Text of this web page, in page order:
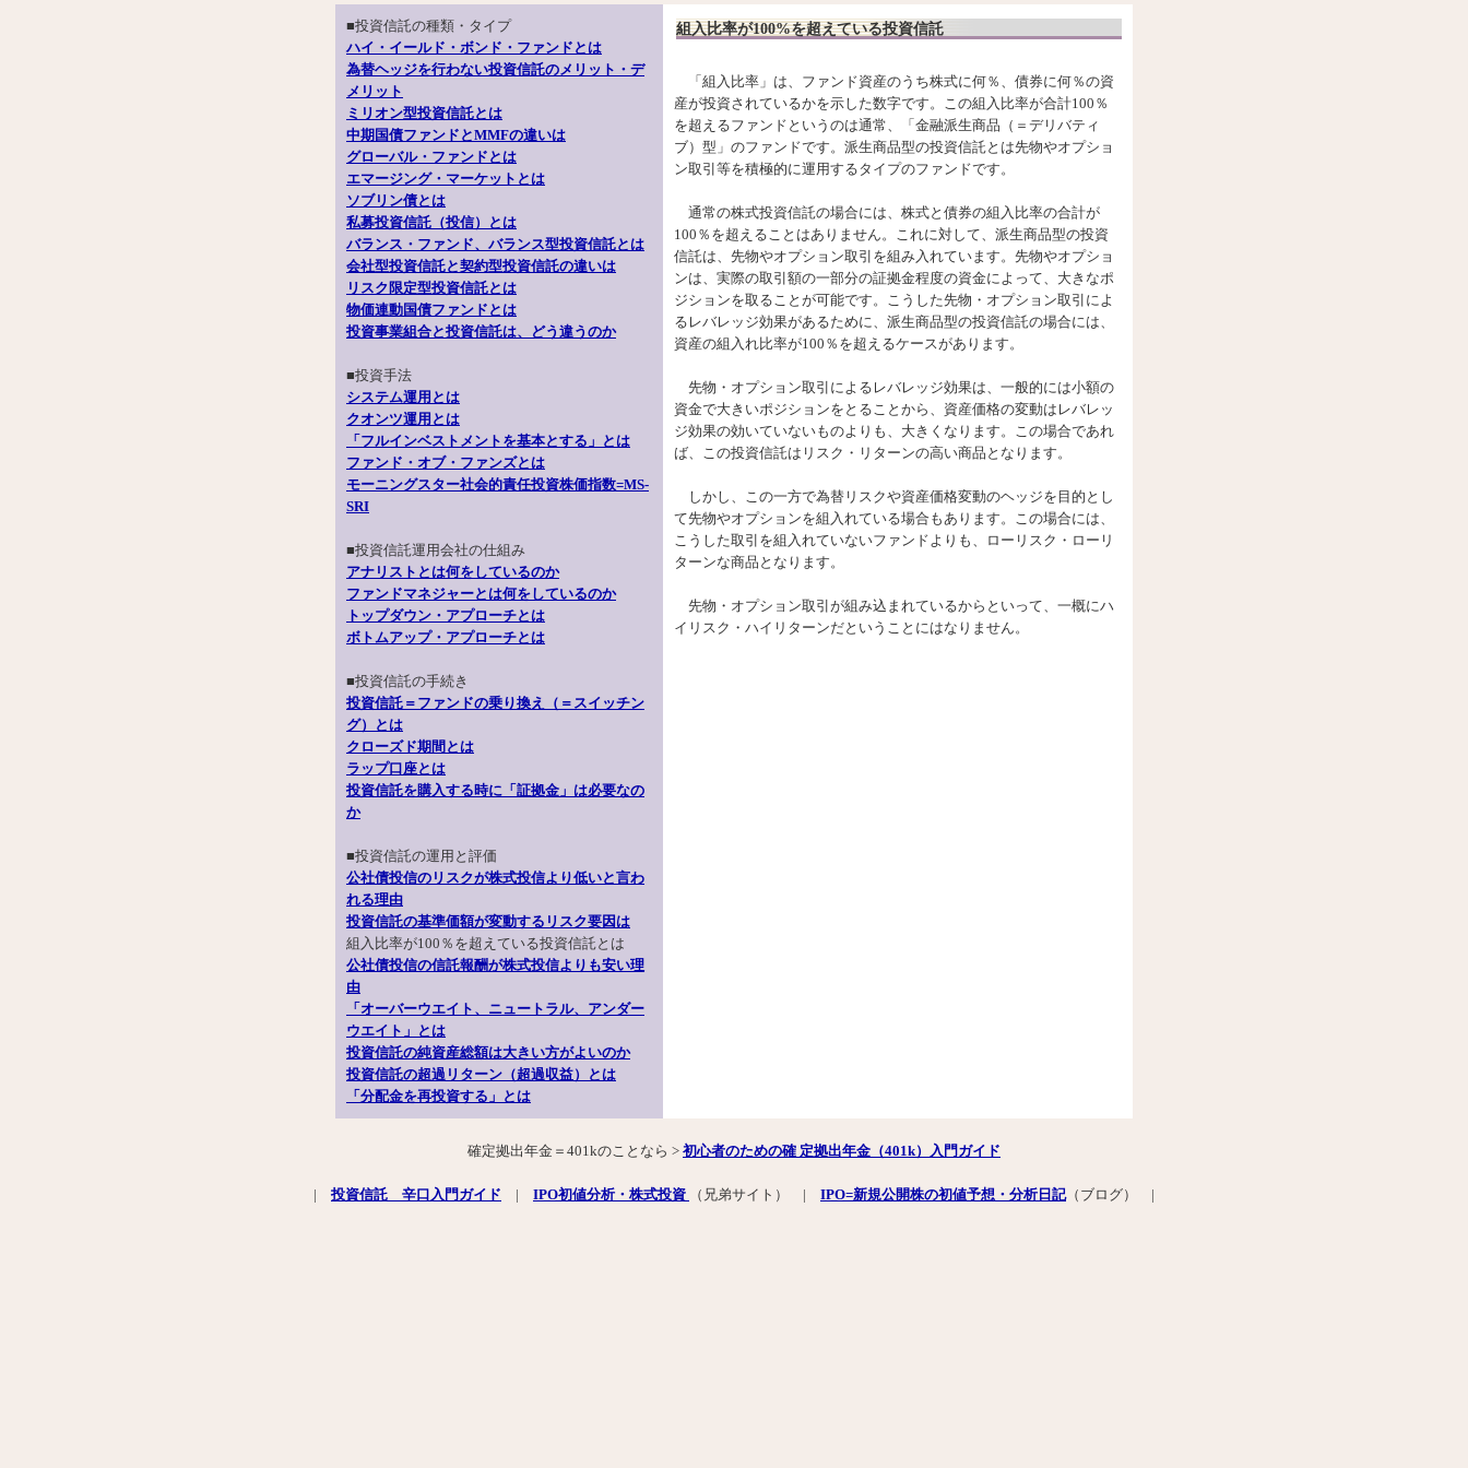
■投資信託の種類・タイプ
ハイ・イールド・ボンド・ファンドとは
為替ヘッジを行わない投資信託のメリット・デ
メリット
ミリオン型投資信託とは
中期国債ファンドとMMFの違いは
グローバル・ファンドとは
エマージング・マーケットとは
ソブリン債とは
私募投資信託（投信）とは
バランス・ファンド、バランス型投資信託とは
会社型投資信託と契約型投資信託の違いは
リスク限定型投資信託とは
物価連動国債ファンドとは
投資事業組合と投資信託は、どう違うのか
■投資手法
システム運用とは
クオンツ運用とは
「フルインベストメントを基本とする」とは
ファンド・オブ・ファンズとは
モーニングスター社会的責任投資株価指数=MS-
SRI
■投資信託運用会社の仕組み
アナリストとは何をしているのか
ファンドマネジャーとは何をしているのか
トップダウン・アプローチとは
ボトムアップ・アプローチとは
■投資信託の手続き
投資信託＝ファンドの乗り換え（＝スイッチン
グ）とは
クローズド期間とは
ラップ口座とは
投資信託を購入する時に「証拠金」は必要なの
か
■投資信託の運用と評価
公社債投信のリスクが株式投信より低いと言わ
れる理由
投資信託の基準価額が変動するリスク要因は
組入比率が100％を超えている投資信託とは
公社債投信の信託報酬が株式投信よりも安い理
由
「オーバーウエイト、ニュートラル、アンダー
ウエイト」とは
投資信託の純資産総額は大きい方がよいのか
投資信託の超過リターン（超過収益）とは
「分配金を再投資する」とは
組入比率が100%を超えている投資信託
「組入比率」は、ファンド資産のうち株式に何％、債券に何％の資
産が投資されているかを示した数字です。この組入比率が合計100％
を超えるファンドというのは通常、「金融派生商品（＝デリバティ
ブ）型」のファンドです。派生商品型の投資信託とは先物やオプショ
ン取引等を積極的に運用するタイプのファンドです。
通常の株式投資信託の場合には、株式と債券の組入比率の合計が
100％を超えることはありません。これに対して、派生商品型の投資
信託は、先物やオプション取引を組み入れています。先物やオプショ
ンは、実際の取引額の一部分の証拠金程度の資金によって、大きなポ
ジションを取ることが可能です。こうした先物・オプション取引によ
るレバレッジ効果があるために、派生商品型の投資信託の場合には、
資産の組入れ比率が100％を超えるケースがあります。
先物・オプション取引によるレバレッジ効果は、一般的には小額の
資金で大きいポジションをとることから、資産価格の変動はレバレッ
ジ効果の効いていないものよりも、大きくなります。この場合であれ
ば、この投資信託はリスク・リターンの高い商品となります。
しかし、この一方で為替リスクや資産価格変動のヘッジを目的とし
て先物やオプションを組入れている場合もあります。この場合には、
こうした取引を組入れていないファンドよりも、ローリスク・ローリ
ターンな商品となります。
先物・オプション取引が組み込まれているからといって、一概にハ
イリスク・ハイリターンだということにはなりません。
確定拠出年金＝401kのことなら > 初心者のための確 定拠出年金（401k）入門ガイド
| 投資信託 辛口入門ガイド | IPO初値分析・株式投資 （兄弟サイト） | IPO=新規公開株の初値予想・分析日記（ブログ） |